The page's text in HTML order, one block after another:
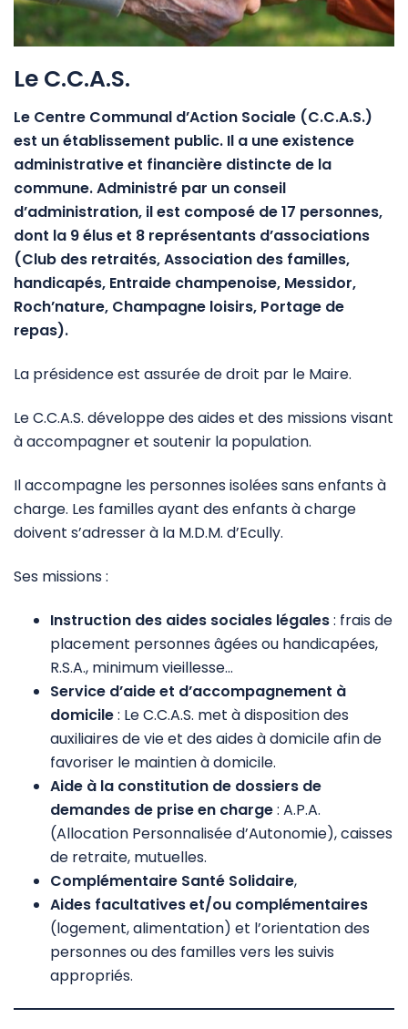
Le C.C.A.S.
Le Centre Communal d’Action Sociale (C.C.A.S.)
est un établissement public. Il a une existence
administrative et financière distincte de la
commune.Administré par un conseil
d’administration, il est composé de 17 personnes,
dont la 9 élus et 8 représentants d’associations
(Club des retraités, Association des familles,
handicapés, Entraide champenoise, Messidor,
Roch’nature, Champagne loisirs, Portage de
repas).
La présidence est assurée de droit par le Maire.
Le C.C.A.S. développe des aides et des missions visant
à accompagner et soutenir la population.
Il accompagne les personnes isolées sans enfants à
charge. Les familles ayant des enfants à charge
doivent s’adresser à la M.D.M. d’Ecully.
Ses missions :
Instruction des aides sociales légales: frais de
placement personnes âgées ou handicapées,
R.S.A., minimum vieillesse…
Service d’aide et d’accompagnement à
domicile: Le C.C.A.S. met à disposition des
auxiliaires de vie et des aides à domicile afin de
favoriser le maintien à domicile.
Aide à la constitution de dossiers de
demandes de prise en charge: A.P.A.
(Allocation Personnalisée d’Autonomie), caisses
de retraite, mutuelles.
Complémentaire Santé Solidaire,
Aides facultatives et/ou complémentaires
(logement, alimentation) et l’orientation des
personnes ou des familles vers les suivis
appropriés.